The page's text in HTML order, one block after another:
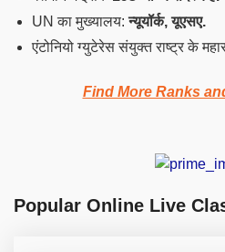
UN का मुख्यालय:न्यूयॉर्क, यूएसए.
एंटोनियो ग्युटेरेस संयुक्त राष्ट्र के
Find More Ranks
Popular Online Live